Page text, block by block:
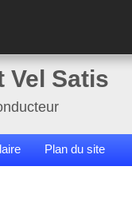
Vel Satis
Plan du site